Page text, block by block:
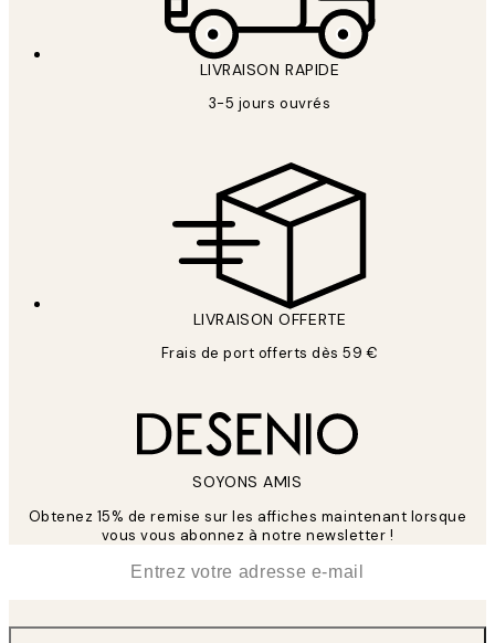
LIVRAISON RAPIDE
3-5 jours ouvrés
LIVRAISON OFFERTE
Frais de port offerts dès 59 €
SOYONS AMIS
Obtenez 15% de remise sur les affiches maintenant lorsque
vous vous abonnez à notre newsletter !